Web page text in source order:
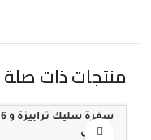
منتجات ذات صلة
-25%
سفرة سليك ترابيزة و 6
كراسي